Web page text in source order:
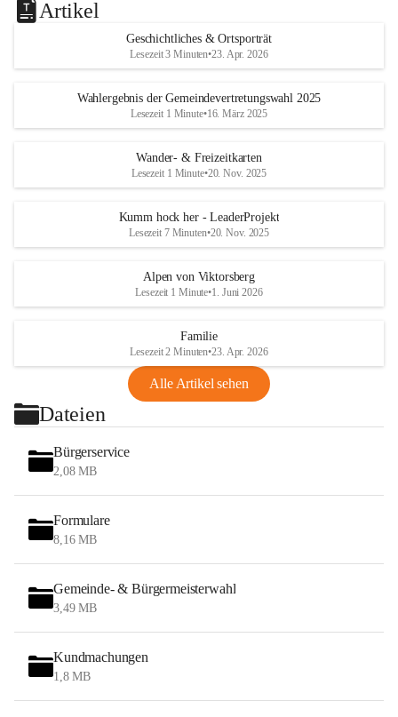
Artikel
Geschichtliches & Ortsporträt
Lesezeit 3 Minuten•23. Apr. 2026
Wahlergebnis der Gemeindevertretungswahl 2025
Lesezeit 1 Minute•16. März 2025
Wander- & Freizeitkarten
Lesezeit 1 Minute•20. Nov. 2025
Kumm hock her - LeaderProjekt
Lesezeit 7 Minuten•20. Nov. 2025
Alpen von Viktorsberg
Lesezeit 1 Minute•1. Juni 2026
Familie
Lesezeit 2 Minuten•23. Apr. 2026
Alle Artikel sehen
Dateien
Bürgerservice
2,08 MB
Formulare
8,16 MB
Gemeinde- & Bürgermeisterwahl
3,49 MB
Kundmachungen
1,8 MB